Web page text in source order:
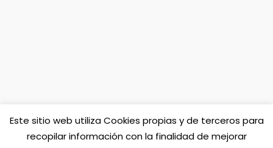
Sociedad de Tasación TASIBERICA
Este sitio web utiliza Cookies propias y de terceros para
recopilar información con la finalidad de mejorar